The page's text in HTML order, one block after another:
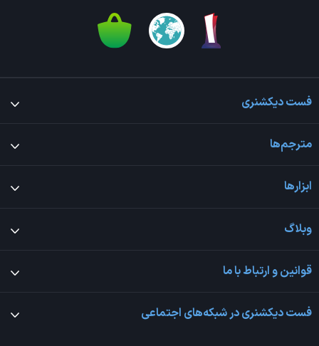
فست دیکشنری
مترجم‌ها
ابزارها
وبلاگ
قوانین و ارتباط با ما
فست دیکشنری در شبکه‌های اجتماعی